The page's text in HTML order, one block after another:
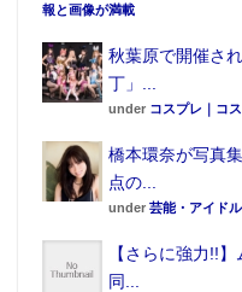
報と画像が満載
秋葉原で開催さ
丁」...
under コスプレ｜コ
橋本環奈が写真
点の...
under 芸能・アイドル
【さらに強力!!
同...